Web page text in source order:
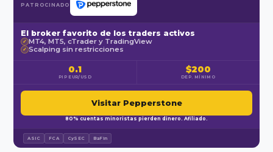
PATROCINADO
El broker favorito de los traders activos
✓ MT4, MT5, cTrader y TradingView
✓ Scalping sin restricciones
0.1
PIP EUR/USD
$200
DEP. MÍNIMO
Visitar Pepperstone
80% cuentas minoristas pierden dinero. Afiliado.
ASIC FCA CySEC BaFin